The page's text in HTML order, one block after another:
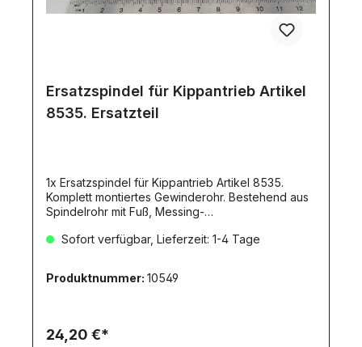
Ersatzspindel für Kippantrieb Artikel
8535. Ersatzteil
1x Ersatzspindel für Kippantrieb Artikel 8535.
Komplett montiertes Gewinderohr. Bestehend aus
Spindelrohr mit Fuß, Messing-
Gewindemutter 8mm (fein).
Sofort verfügbar, Lieferzeit: 1-4 Tage
Produktnummer: 10549
24,20 €*